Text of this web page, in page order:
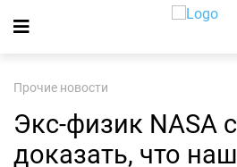
Прочие новости
Экс-физик NASA
доказать, что